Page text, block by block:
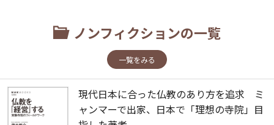
ノンフィクションの一覧
一覧をみる
現代日本に合った仏教のあり方を追求 ミ
ャンマーで出家、日本で「理想の寺院」目